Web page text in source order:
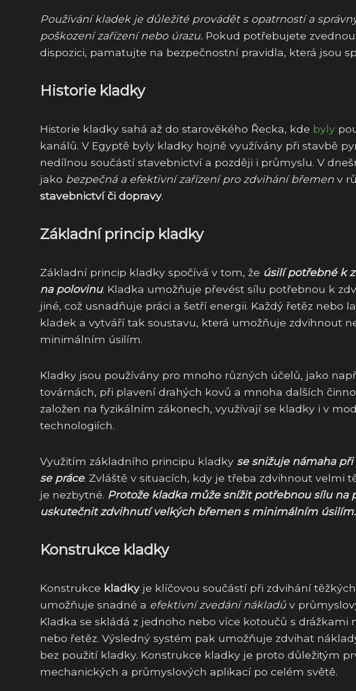
Používání kladek je důležité provádět s opatrností a
poškození zařízení nebo úrazu. Pokud potřebujete
dispozici, pamatujte na bezpečnostní pravidla, která jsou
Historie kladky
Historie kladky sahá až do starověkého Řecka, kde byly
kanálů. V Egyptě byly kladky hojně využívány při stavbě
nedílnou součástí stavebnictví a později i průmyslu. V
jako bezpečná a efektivní zařízení pro zdvihání břemen v
stavebnictví či dopravy.
Základní princip kladky
Základní princip kladky spočívá v tom, že úsilí potřebné k
na polovinu. Kladka umožňuje převést sílu potřebnou k
jiné, což usnadňuje práci a šetří energii. Každý řetěz nebo
kladek a vytváří tak soustavu, která umožňuje zdvihnout
minimálním úsilím.
Kladky jsou používány pro mnoho různých účelů, jako
továrnách, při plavení drahých kovů a mnoha dalších
založen na fyzikálním zákonech, využívají se kladky i v
technologiích.
Využitím základního principu kladky se snižuje námaha
se práce. Zvláště v situacích, kdy je třeba zdvihnout velmi
je nezbytné. Protože kladka může snížit potřebnou sílu na
uskutečnit zdvihnutí velkých břemen s minimálním úsilím.
Konstrukce kladky
Konstrukce kladkyje klíčovou součástí při zdvihání
umožňuje snadné a efektivní zvedání nákladův
Kladka se skládá z jednoho nebo více kotoučů s drážkami
nebo řetěz. Výsledný systém pak umožňuje zdvihat
bez použití kladky. Konstrukce kladky je proto důležitým
mechanických a průmyslových aplikací po celém světě.